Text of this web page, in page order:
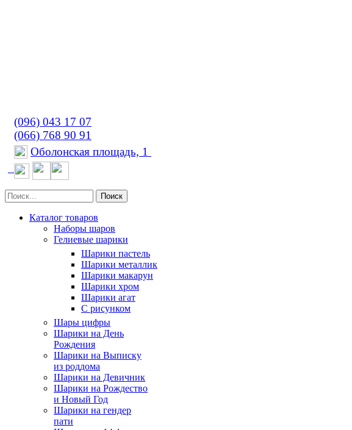
(096) 043 17 07
(066) 768 90 91
Оболонская площадь, 1
Поиск
Каталог товаров
Наборы шаров
Гелиевые шарики
Шарики пастель
Шарики металлик
Шарики макарун
Шарики хром
Шарики агат
С рисунком
Шары цифры
Шарики на День
Рождения
Шарики на Выписку
из роддома
Шарики на Девичник
Шарики на Рождество
и Новый Год
Шарики на гендер
пати